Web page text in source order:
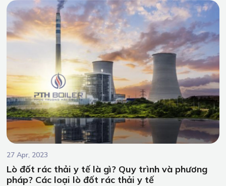
27 Apr, 2023
Lò đốt rác thải y tế là gì? Quy trình và phương
pháp? Các loại lò đốt rác thải y tế